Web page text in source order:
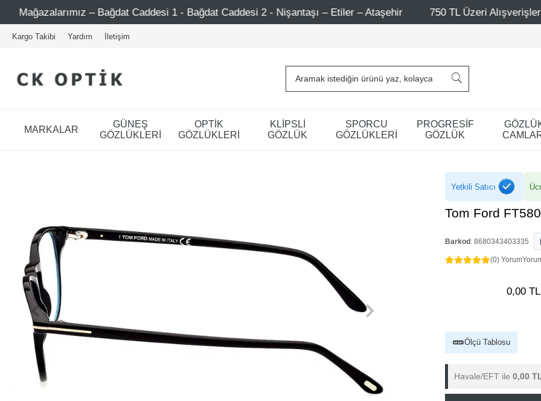
Caddesi 1 - Bağdat Caddesi 2 - Nişantaşı – Etiler – Ataşehir 750 TL Üzeri Alışverişlerde - Ücretsiz Kargo
Kargo Takibi Yardım İletişim
MARKALAR
GÜNEŞ
GÖZLÜKLERİ
OPTİK
GÖZLÜKLERİ
KLİPSLİ
GÖZLÜK
SPORCU
GÖZLÜKLERİ
PROGRESİF
GÖZLÜK
Yetkili Satıcı
Tom Ford
Barkod : 8680343403335
(0) Yorum
0,00 TL
Ölçü Tablosu
Havale/EFT ile 0,00